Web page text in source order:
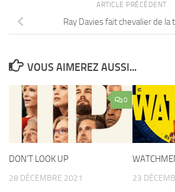
ARTICLE PRÉCÉDENT
Ray Davies fait chevalier de la
VOUS AIMEREZ AUSSI...
0
DON’T LOOK UP
28 DÉCEMBRE 2021 23